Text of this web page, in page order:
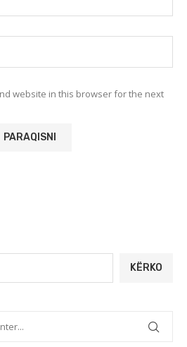
website in this browser for the next
KËRKO